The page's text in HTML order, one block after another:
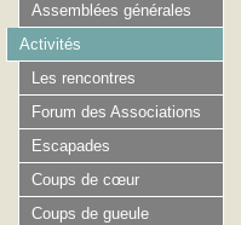
Assemblées générales
Activités
Les rencontres
Forum des Associations
Escapades
Coups de cœur
Coups de gueule